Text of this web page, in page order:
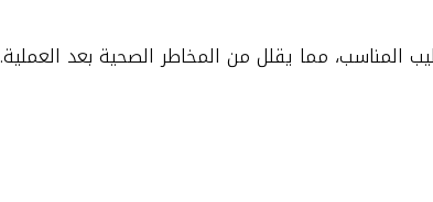
المناسب، مما يقلل من المخاطر الصحية بعد العملية.